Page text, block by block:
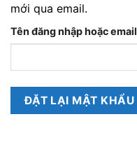
mới qua email.
Tên đăng nhập hoặc email
ĐẶT LẠI MẬT KHẨU